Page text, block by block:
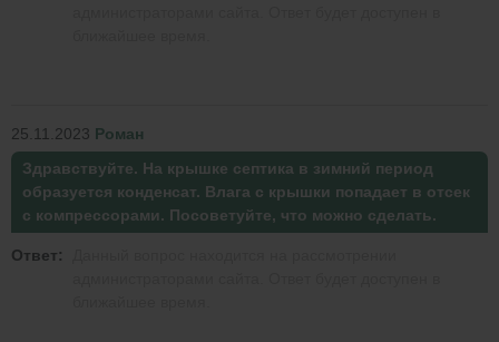
25.11.2023 Роман
Здравствуйте. На крышке септика в зимний период
образуется конденсат. Влага с крышки попадает в отсек
с компрессорами. Посоветуйте, что можно сделать.
Ответ: